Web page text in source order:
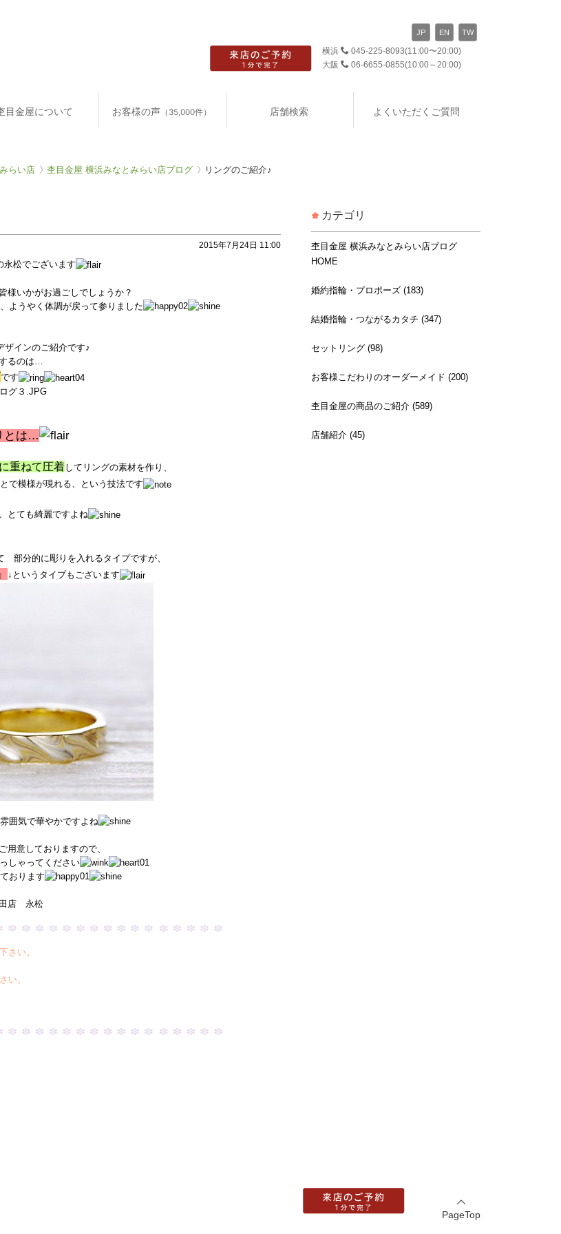
横浜 045-225-8093(11:00〜20:00)
大阪
06-6655-0855(10:00～20:00)
JP EN TW
目金屋について お客様の声 （35,000件） 店舗検索 よくいただくご質問
らい店 杢目金屋 横浜みなとみらい店ブログ リングのご紹介♪
2015年7月24日 11:00
松でございます
様いかがお過ごしでしょうか？
ようやく体調が戻って参りました
ザインのご紹介です♪
るのは…
です
とは…
重ねて圧着してリングの素材を作り、
とで模様が現れる、という技法です
とても綺麗ですよね
部分的に彫りを入れるタイプですが、
↓というタイプもございます
囲気で華やかですよね
用意しておりますので、
しゃってください
おります
店 永松
さい。
い。
カテゴリ
杢目金屋 横浜みなとみらい店ブログ
HOME
婚約指輪・プロポーズ (183)
結婚指輪・つながるカタチ (347)
セットリング (98)
お客様こだわりのオーダーメイド (200)
杢目金屋の商品のご紹介 (589)
店舗紹介 (45)
PageTop